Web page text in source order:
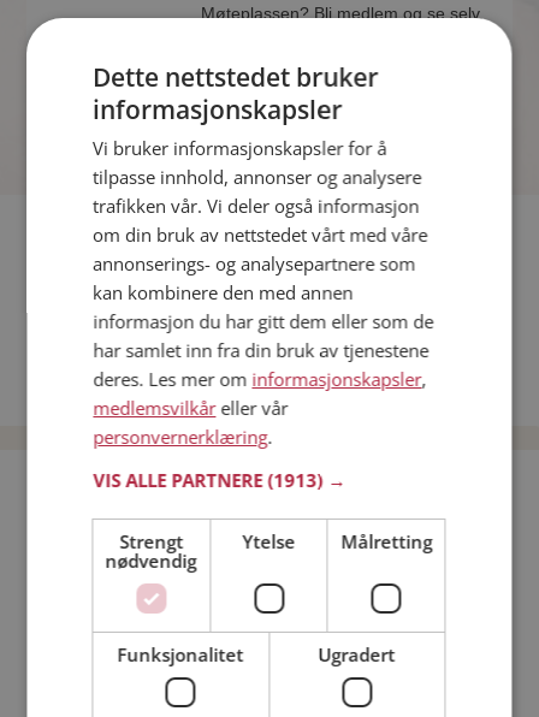
Møteplassen? Bli medlem og se selv.
Fler single
Flere singlemenn fra Vennesla:Svein Arild
Kvinner fra Vennesla
Date kvinner i Norge
Date menn i Norge
Bli medlem gratis!
Jeg er en:
Dette nettstedet bruker
informasjonskapsler
Vi bruker informasjonskapsler for å
tilpasse innhold, annonser og analysere
trafikken vår. Vi deler også informasjon
om din bruk av nettstedet vårt med våre
annonserings- og analysepartnere som
kan kombinere den med annen
informasjon du har gitt dem eller som de
har samlet inn fra din bruk av tjenestene
deres. Les mer om informasjonskapsler,
medlemsvilkåreller vår
personvernerklæring.
VIS ALLE PARTNERE(1913) →
Strengt
nødvendig
Ytelse Målretting
Funksjonalitet Ugradert